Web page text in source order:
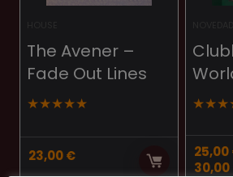
The Avener –
Fade Out Lines
★★★★★
23,00€
★★★
25,00
30,00